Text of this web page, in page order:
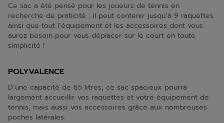
Ce sac a été pensé pour les joueurs de tennis en
recherche de praticité : il peut contenir jusqu’à 9 raquettes
ainsi que tout l’équipement et les accessoires dont vous
aurez besoin pour vous déplacer sur le court en toute
simplicité !
POLYVALENCE
D’une capacité de 65 litres, ce sac spacieux pourra
largement accueillir vos raquettes et votre équipement de
tennis, mais aussi vos accessoires grâce aux nombreuses
poches latérales.